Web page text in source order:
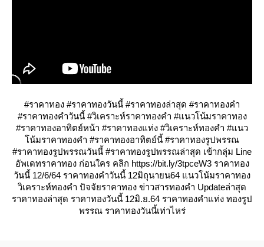
#ราคาทอง #ราคาทองวันนี้ #ราคาทองล่าสุด #ราคาทองคำ
#ราคาทองคำวันนี้ #วิเคราะห์ราคาทองคำ #แนวโน้มราคาทอง
#ราคาทองอาทิตย์หน้า #ราคาทองแท่ง #วิเคราะห์ทองคำ #แนว
น้มราคาทองคำ #ราคาทองอาทิตย์นี้ #ราคาทองรูปพรรณ
#ราคาทองรูปพรรณวันนี้ #ราคาทองรูปพรรณล่าสุด เข้ากลุ่ม Line
อัพเดทราคาทอง ก่อนใคร คลิก https://bit.ly/3tpceW3 ราคาทอง
วันนี้ 12/6/64 ราคาทองคำวันนี้ 12มิถุนายน64 แนวโน้มราคาทอง
วิเคราะห์ทองคำ ปัจจัยราคาทอง ข่าวสารทองคำ Updateล่าสุด
ราคาทองล่าสุด ราคาทองวันนี้ 12มิ.ย.64 ราคาทองคำแท่ง ทองรูป
พรรณ ราคาทองวันนี้เท่าไหร่